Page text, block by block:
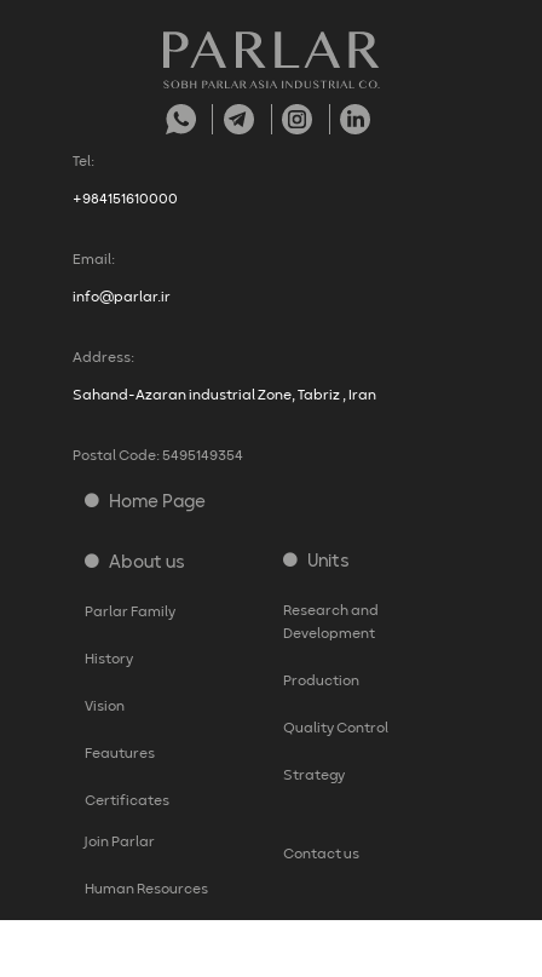
Tel:
+984151610000
Email:
info@parlar.ir
Address:
Sahand-Azaran industrial Zone, Tabriz , Iran
Postal Code: 5495149354
Home Page
About us
Parlar Family
History
Vision
Feautures
Certificates
Units
Research and
Development
Production
Quality Control
Strategy
Join Parlar
Human Resources
Contact us